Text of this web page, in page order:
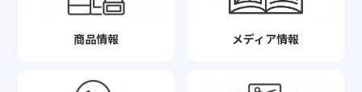
商品情報 メディア情報